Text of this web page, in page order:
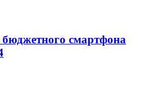
бюджетного смартфона